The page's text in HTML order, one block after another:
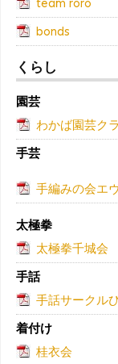
team roro
bonds
くらし
園芸
わかば園芸ク
手芸
手編みの会エ
太極拳
太極拳千城会
手話
手話サークル
着付け
桂衣会